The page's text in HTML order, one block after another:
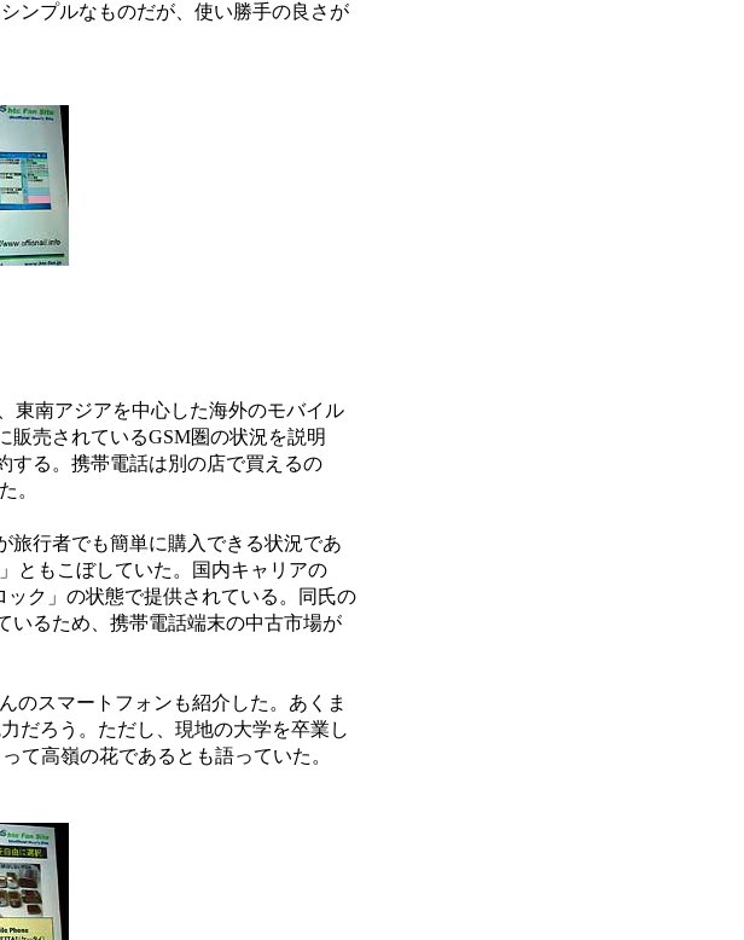
ンプルなものだが、使い勝手の良さが
東南アジアを中心した海外のモバイル
販売されているGSM圏の状況を説明
する。携帯電話は別の店で買えるの
。
行者でも簡単に購入できる状況であ
ともこぼしていた。国内キャリアの
ク」の状態で提供されている。同氏の
いるため、携帯電話端末の中古市場が
のスマートフォンも紹介した。あくま
だろう。ただし、現地の大学を卒業し
て高嶺の花であるとも語っていた。